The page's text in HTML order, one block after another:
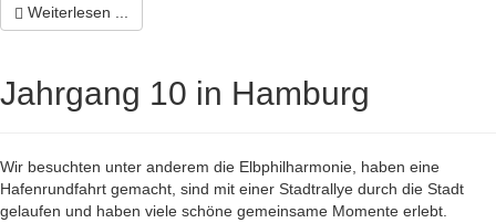
Weiterlesen ...
Jahrgang 10 in Hamburg
Wir besuchten unter anderem die Elbphilharmonie, haben eine
Hafenrundfahrt gemacht, sind mit einer Stadtrallye durch die Stadt
gelaufen und haben viele schöne gemeinsame Momente erlebt.